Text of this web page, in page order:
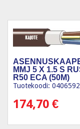
MMJ 5 X 1.5 S
R50 ECA (50M)
Tuotekoodi: 0406592
174,70 €